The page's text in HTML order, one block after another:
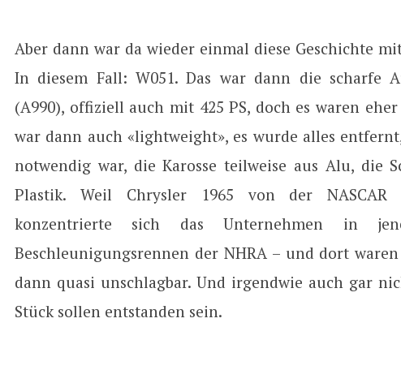
Aber dann war da wieder einmal diese Geschichte
In diesem Fall: W051. Das war dann die scharfe
(A990), offiziell auch mit 425 PS, doch es waren eher
war dann auch «lightweight», es wurde alles
notwendig war, die Karosse teilweise aus Alu, die
Plastik. Weil Chrysler 1965 von der NASCAR
konzentrierte sich das Unternehmen in
Beschleunigungsrennen der NHRA – und dort
dann quasi unschlagbar. Und irgendwie auch gar
Stück sollen entstanden sein.